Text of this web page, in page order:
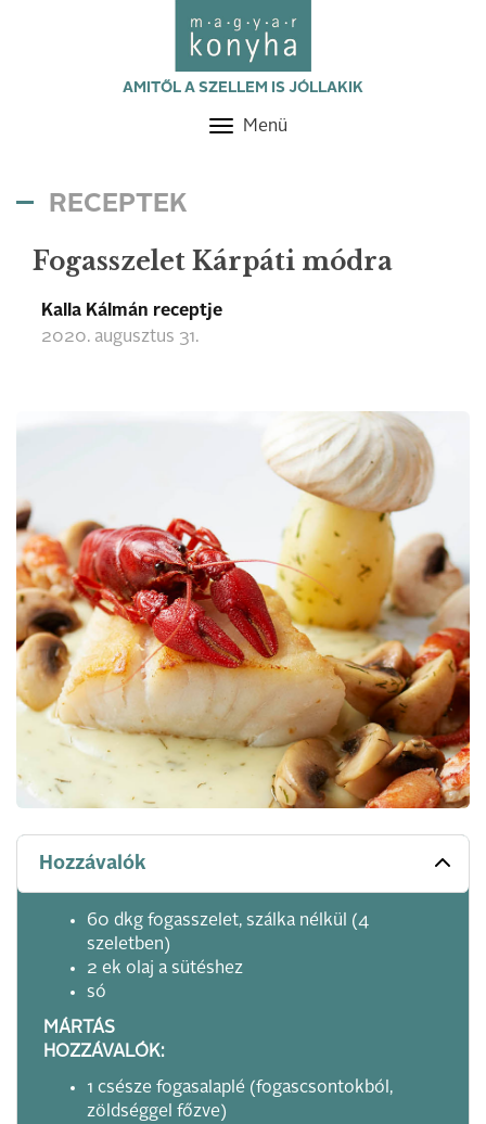
AMITŐL A SZELLEM IS JÓLLAKIK
Toggle
Menü
RECEPTEK
Fogasszelet Kárpáti módra
Kalla Kálmán receptje
2020. augusztus 31.
Hozzávalók
60 dkg fogasszelet, szálka nélkül (4
szeletben)
2 ek olaj a sütéshez
só
MÁRTÁS
HOZZÁVALÓK:
1 csésze fogasalaplé (fogascsontokból,
zöldséggel főzve)